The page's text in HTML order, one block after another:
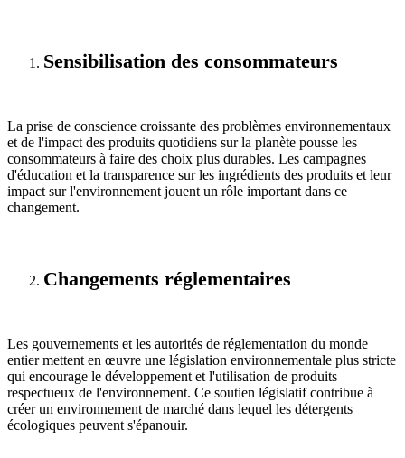
Sensibilisation des consommateurs
La prise de conscience croissante des problèmes environnementaux
et de l'impact des produits quotidiens sur la planète pousse les
consommateurs à faire des choix plus durables. Les campagnes
d'éducation et la transparence sur les ingrédients des produits et leur
impact sur l'environnement jouent un rôle important dans ce
changement.
Changements réglementaires
Les gouvernements et les autorités de réglementation du monde
entier mettent en œuvre une législation environnementale plus stricte
qui encourage le développement et l'utilisation de produits
respectueux de l'environnement. Ce soutien législatif contribue à
créer un environnement de marché dans lequel les détergents
écologiques peuvent s'épanouir.